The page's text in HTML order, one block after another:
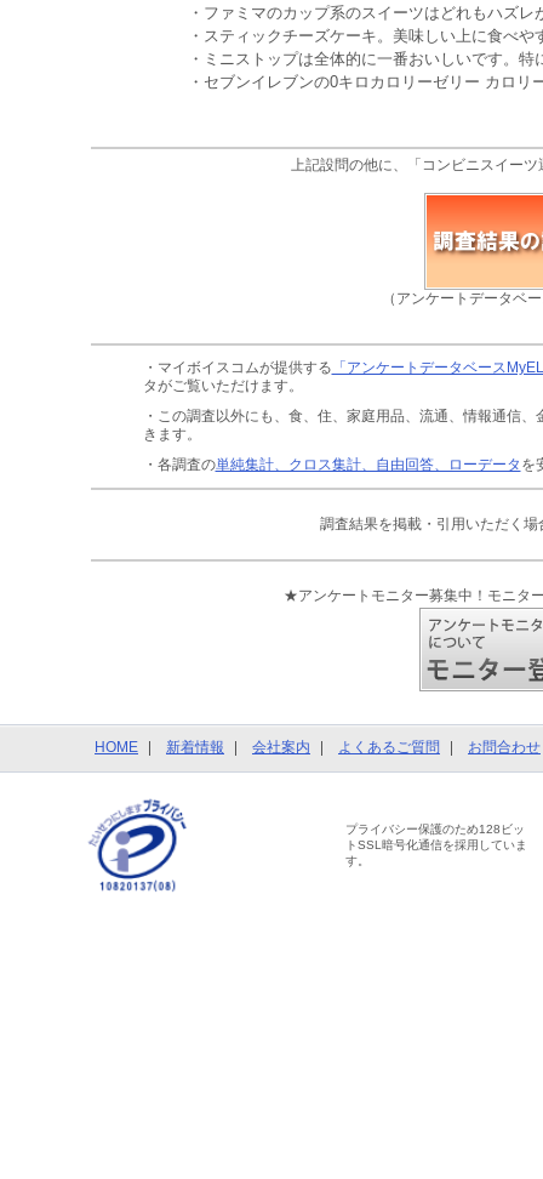
・ファミマのカップ系のスイーツはどれもハズ
・スティックチーズケーキ。美味しい上に食べや
・ミニストップは全体的に一番おいしいです。
・セブンイレブンの0キロカロリーゼリー カロ
上記設問の他に、「コンビニスイー
（アンケートデータベ
・マイボイスコムが提供する 「アンケートデータベース
タがご覧いただけます。
・この調査以外にも、食、住、家庭用品、流通、情報通信、
きます。
・各調査の単純集計、クロス集計、自由回答、ローデータ を
調査結果を掲載・引用いただく場
★アンケートモニター募集中！モニタ
HOME 新着情報 会社案内 よくあるご質問 お問合わせ
プライバシー保護のため128ビッ
トSSL暗号化通信を採用していま
す。